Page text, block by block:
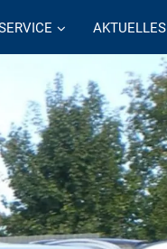
AKTUELLES